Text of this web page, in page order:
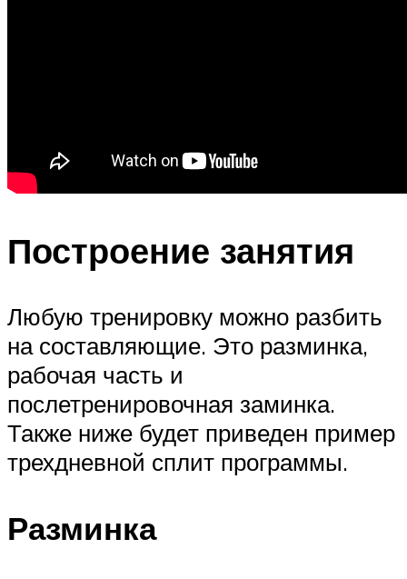
Построение занятия
Любую тренировку можно разбить
на составляющие. Это разминка,
рабочая часть и
послетренировочная заминка.
Также ниже будет приведен пример
трехдневной сплит программы.
Разминка